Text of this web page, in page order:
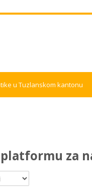
u Tuzlanskom kantonu
za